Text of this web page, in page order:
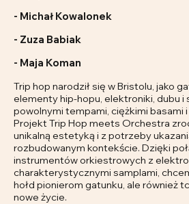
- Michał Kowalonek
- Zuza Babiak
- Maja Koman
Trip hop narodził się w Bristolu, jako
elementy hip-hopu, elektroniki, dubu i
powolnymi tempami, ciężkimi basami i
Projekt Trip Hop meets Orchestra
unikalną estetyką i z potrzeby
rozbudowanym kontekście. Dzięki
instrumentów orkiestrowych z
charakterystycznymi samplami,
hołd pionierom gatunku, ale również
nowe życie.